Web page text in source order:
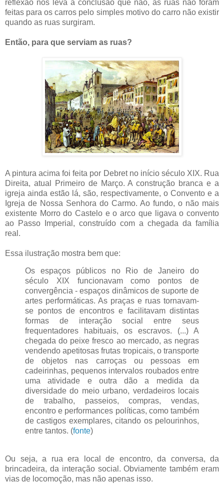
reflexão nos leva a conclusão que não, as ruas não foram
feitas para os carros pelo simples motivo do carro não existir
quando as ruas surgiram.
Então, para que serviam as ruas?
A pintura acima foi feita por Debret no início século XIX. Rua
Direita, atual Primeiro de Março. A construção branca e a
igreja ainda estão lá, são, respectivamente, o Convento e a
Igreja de Nossa Senhora do Carmo. Ao fundo, o não mais
existente Morro do Castelo e o arco que ligava o convento
ao Passo Imperial, construído com a chegada da família
real.
Essa ilustração mostra bem que:
Os espaços públicos no Rio de Janeiro do
século XIX funcionavam como pontos de
convergência - espaços dinâmicos de suporte de
artes performáticas. As praças e ruas tornavam-
se pontos de encontros e facilitavam distintas
formas de interação social entre seus
frequentadores habituais, os escravos. (...) A
chegada do peixe fresco ao mercado, as negras
vendendo apetitosas frutas tropicais, o transporte
de objetos nas carroças ou pessoas em
cadeirinhas, pequenos intervalos roubados entre
uma atividade e outra dão a medida da
diversidade do meio urbano, verdadeiros locais
de trabalho, passeios, compras, vendas,
encontro e performances políticas, como também
de castigos exemplares, citando os pelourinhos,
entre tantos. (fonte)
Ou seja, a rua era local de encontro, da conversa, da
brincadeira, da interação social. Obviamente também eram
vias de locomoção, mas não apenas isso.